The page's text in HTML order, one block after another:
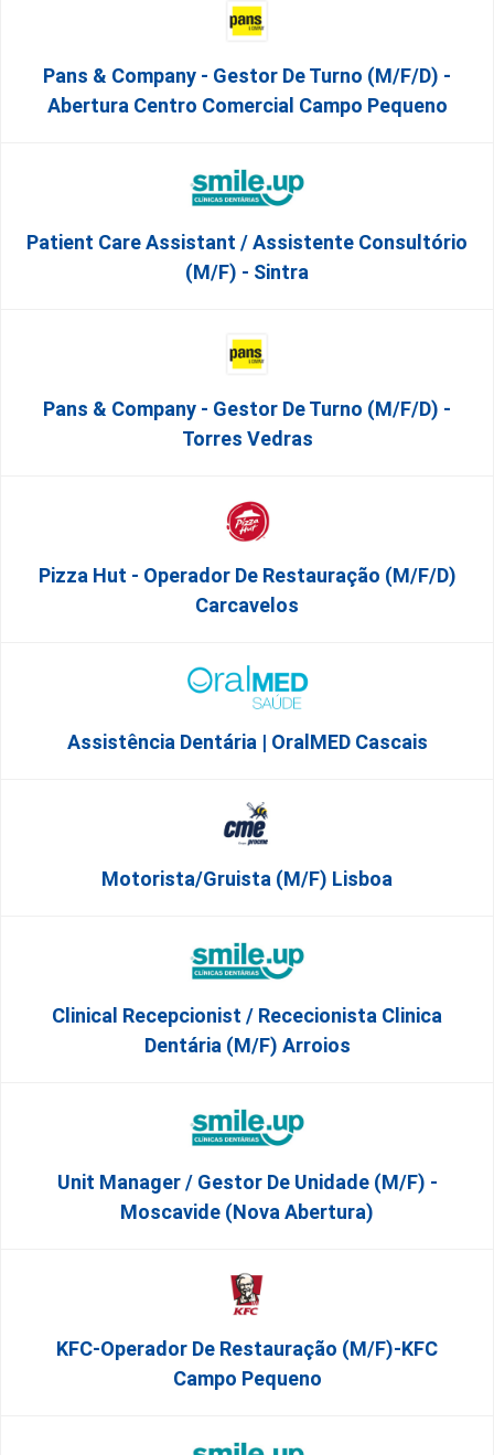
Pans & Company - Gestor De Turno (m/f/d) -
Abertura Centro Comercial Campo Pequeno
Patient Care Assistant / Assistente Consultório
(M/F) - Sintra
Pans & Company - Gestor De Turno (m/f/d) -
Torres Vedras
Pizza Hut - Operador De Restauração (m/f/d)
Carcavelos
Assistência Dentária | OralMED Cascais
Motorista/Gruista (m/f) Lisboa
Clinical Recepcionist / Rececionista Clinica
Dentária (M/F) Arroios
Unit Manager / Gestor De Unidade (M/F) -
Moscavide (Nova Abertura)
KFC-Operador De Restauração (m/f)-KFC
Campo Pequeno